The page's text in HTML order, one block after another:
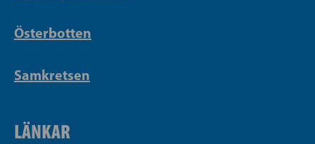
Österbotten
Samkretsen
LÄNKAR